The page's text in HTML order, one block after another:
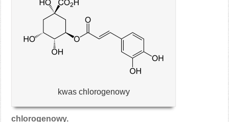
kwas chlorogenowy
chlorogenowy.